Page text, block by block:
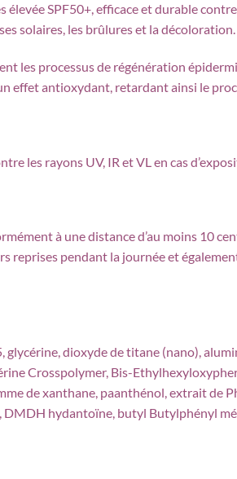
SPF50+, efficace et durable
solaires, les brûlures et la
les processus de régénération
effet antioxydant, retardant ainsi le
les rayons UV, IR et VL en cas
à une distance d’au moins 10
reprises pendant la journée et
glycérine, dioxyde de titane (nano),
Crosspolymer, Bis-
de xanthane, paanthénol, extrait
hydantoïne, butyl Butylphényl